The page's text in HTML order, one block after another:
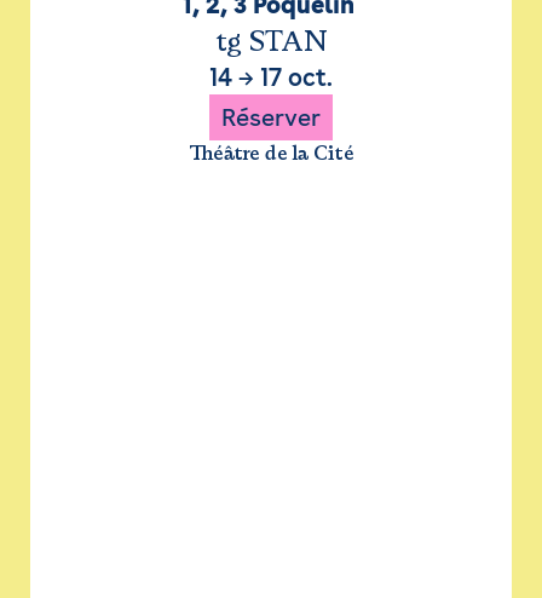
tg STAN
14 → 17 oct.
Réserver
Théâtre de la Cité